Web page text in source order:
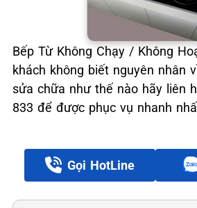
Bếp Từ Không Chạy / Không
khách không biết nguyên nhân
sửa chữa như thế nào hãy liên
833 để được phục vụ nhanh
Gọi HotLine